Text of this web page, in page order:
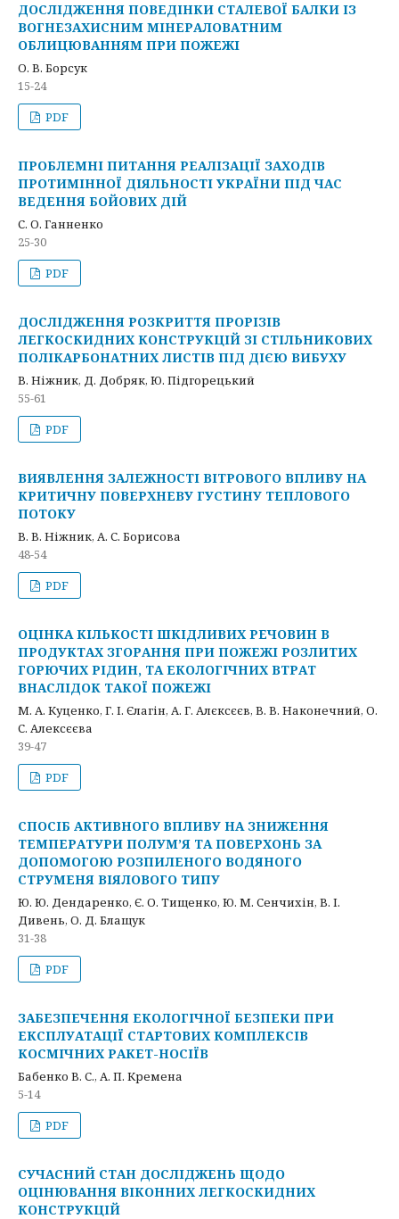
ДОСЛІДЖЕННЯ ПОВЕДІНКИ СТАЛЕВОЇ БАЛКИ ІЗ
ВОГНЕЗАХИСНИМ МІНЕРАЛОВАТНИМ
ОБЛИЦЮВАННЯМ ПРИ ПОЖЕЖІ
О. В. Борсук
15-24
PDF
ПРОБЛЕМНІ ПИТАННЯ РЕАЛІЗАЦІЇ ЗАХОДІВ
ПРОТИМІННОЇ ДІЯЛЬНОСТІ УКРАЇНИ ПІД ЧАС
ВЕДЕННЯ БОЙОВИХ ДІЙ
С. О. Ганненко
25-30
PDF
ДОСЛІДЖЕННЯ РОЗКРИТТЯ ПРОРІЗІВ
ЛЕГКОСКИДНИХ КОНСТРУКЦІЙ ЗІ СТІЛЬНИКОВИХ
ПОЛІКАРБОНАТНИХ ЛИСТІВ ПІД ДІЄЮ ВИБУХУ
В. Ніжник, Д. Добряк, Ю. Підгорецький
55-61
PDF
ВИЯВЛЕННЯ ЗАЛЕЖНОСТІ ВІТРОВОГО ВПЛИВУ НА
КРИТИЧНУ ПОВЕРХНЕВУ ГУСТИНУ ТЕПЛОВОГО
ПОТОКУ
В. В. Ніжник, А. С. Борисова
48-54
PDF
ОЦІНКА КІЛЬКОСТІ ШКІДЛИВИХ РЕЧОВИН В
ПРОДУКТАХ ЗГОРАННЯ ПРИ ПОЖЕЖІ РОЗЛИТИХ
ГОРЮЧИХ РІДИН, ТА ЕКОЛОГІЧНИХ ВТРАТ
ВНАСЛІДОК ТАКОЇ ПОЖЕЖІ
М. А. Куценко, Г. І. Єлагін, А. Г. Алєксєєв, В. В. Наконечний, О.
С. Алексєєва
39-47
PDF
СПОСІБ АКТИВНОГО ВПЛИВУ НА ЗНИЖЕННЯ
ТЕМПЕРАТУРИ ПОЛУМ’Я ТА ПОВЕРХОНЬ ЗА
ДОПОМОГОЮ РОЗПИЛЕНОГО ВОДЯНОГО
СТРУМЕНЯ ВІЯЛОВОГО ТИПУ
Ю. Ю. Дендаренко, Є. О. Тищенко, Ю. М. Сенчихін, В. І.
Дивень, О. Д. Блащук
31-38
PDF
ЗАБЕЗПЕЧЕННЯ ЕКОЛОГІЧНОЇ БЕЗПЕКИ ПРИ
ЕКСПЛУАТАЦІЇ СТАРТОВИХ КОМПЛЕКСІВ
КОСМІЧНИХ РАКЕТ-НОСІЇВ
Бабенко В. С., А. П. Кремена
5-14
PDF
СУЧАСНИЙ СТАН ДОСЛІДЖЕНЬ ЩОДО
ОЦІНЮВАННЯ ВІКОННИХ ЛЕГКОСКИДНИХ
КОНСТРУКЦІЙ